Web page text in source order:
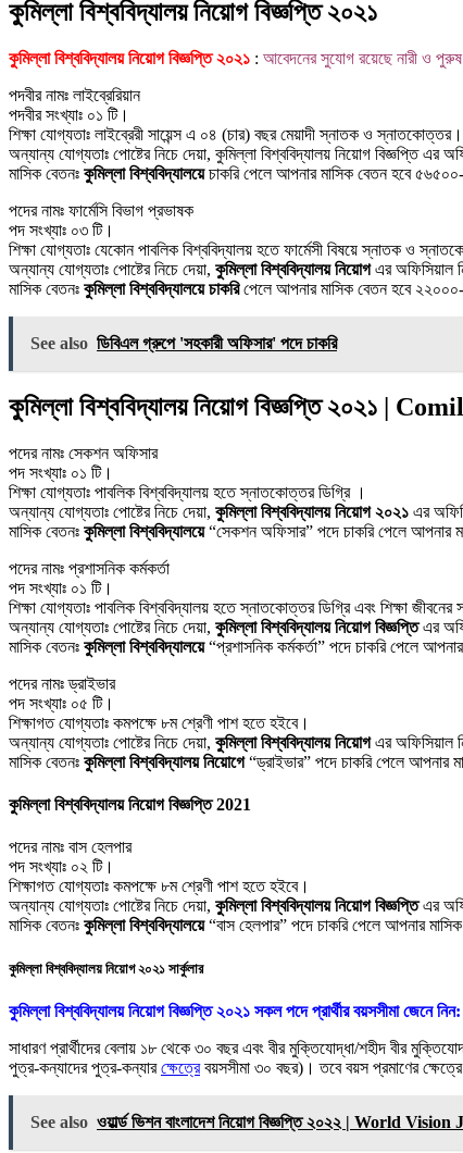
কুমিল্লা বিশ্ববিদ্যালয় নিয়োগ বিজ্ঞপ্তি ২০২১
কুমিল্লা বিশ্ববিদ্যালয় নিয়োগ বিজ্ঞপ্তি ২০২১ : আবেদনের সুযোগ রয়েছে নারী ও পুরুষ
পদবীর নামঃ লাইব্রেরিয়ান
পদবীর সংখ্যাঃ ০১ টি।
শিক্ষা যোগ্যতাঃ লাইব্রেরী সায়েন্স এ ০৪ (চার) বছর মেয়াদী স্নাতক ও স্নাতকোত্তর।
অন্যান্য যোগ্যতাঃ পোষ্টের নিচে দেয়া, কুমিল্লা বিশ্ববিদ্যালয় নিয়োগ বিজ্ঞপ্তি এর
মাসিক বেতনঃ কুমিল্লা বিশ্ববিদ্যালয়েচাকরি পেলে আপনার মাসিক বেতন হবে
পদের নামঃ ফার্মেসি বিভাগ প্রভাষক
পদ সংখ্যাঃ ০৩ টি।
শিক্ষা যোগ্যতাঃ যেকোন পাবলিক বিশ্ববিদ্যালয় হতে ফার্মেসী বিষয়ে স্নাতক ও
অন্যান্য যোগ্যতাঃ পোষ্টের নিচে দেয়া, কুমিল্লা বিশ্ববিদ্যালয় নিয়োগএর অফিসিয়াল
মাসিক বেতনঃ কুমিল্লা বিশ্ববিদ্যালয়ে চাকরিপেলে আপনার মাসিক বেতন হবে
See also ডিবিএল গ্রুপে 'সহকারী অফিসার' পদে চাকরি
কুমিল্লা বিশ্ববিদ্যালয় নিয়োগ বিজ্ঞপ্তি ২০২১
পদের নামঃ সেকশন অফিসার
পদ সংখ্যাঃ ০১ টি।
শিক্ষা যোগ্যতাঃ পাবলিক বিশ্ববিদ্যালয় হতে স্নাতকোত্তর ডিগ্রি ।
অন্যান্য যোগ্যতাঃ পোষ্টের নিচে দেয়া, কুমিল্লা বিশ্ববিদ্যালয় নিয়োগ ২০২১ এর
মাসিক বেতনঃ কুমিল্লা বিশ্ববিদ্যালয়ে“সেকশন অফিসার” পদে চাকরি পেলে আপনার
পদের নামঃ প্রশাসনিক কর্মকর্তা
পদ সংখ্যাঃ ০১ টি।
শিক্ষা যোগ্যতাঃ পাবলিক বিশ্ববিদ্যালয় হতে স্নাতকোত্তর ডিগ্রি এবং শিক্ষা
অন্যান্য যোগ্যতাঃ পোষ্টের নিচে দেয়া, কুমিল্লা বিশ্ববিদ্যালয় নিয়োগ বিজ্ঞপ্তিএর
মাসিক বেতনঃ কুমিল্লা বিশ্ববিদ্যালয়ে“প্রশাসনিক কর্মকর্তা” পদে চাকরি পেলে
পদের নামঃ ড্রাইভার
পদ সংখ্যাঃ ০৫ টি।
শিক্ষাগত যোগ্যতাঃ কমপক্ষে ৮ম শ্রেণী পাশ হতে হইবে।
অন্যান্য যোগ্যতাঃ পোষ্টের নিচে দেয়া, কুমিল্লা বিশ্ববিদ্যালয় নিয়োগএর অফিসিয়াল
মাসিক বেতনঃ কুমিল্লা বিশ্ববিদ্যালয় নিয়োগে“ড্রাইভার” পদে চাকরি পেলে আপনার
কুমিল্লা বিশ্ববিদ্যালয় নিয়োগ বিজ্ঞপ্তি 2021
পদের নামঃ বাস হেলপার
পদ সংখ্যাঃ ০২ টি।
শিক্ষাগত যোগ্যতাঃ কমপক্ষে ৮ম শ্রেণী পাশ হতে হইবে।
অন্যান্য যোগ্যতাঃ পোষ্টের নিচে দেয়া, কুমিল্লা বিশ্ববিদ্যালয় নিয়োগ বিজ্ঞপ্তিএর
মাসিক বেতনঃ কুমিল্লা বিশ্ববিদ্যালয়ে“বাস হেলপার” পদে চাকরি পেলে আপনার
কুমিল্লা বিশ্ববিদ্যালয় নিয়োগ ২০২১ সার্কুলার
কুমিল্লা বিশ্ববিদ্যালয় নিয়োগ বিজ্ঞপ্তি ২০২১ সকল পদে প্রার্থীর বয়সসীমা জেনে নিন:
সাধারণ প্রার্থীদের বেলায় ১৮ থেকে ৩০ বছর এবং বীর মুক্তিযােদ্ধা/শহীদ বীর
পুত্র-কন্যাদের পুত্র-কন্যারক্ষেত্রেবয়সসীমা ৩০ বছর)। তবে বয়স প্রমাণের
See also ওয়ার্ল্ড ভিশন বাংলাদেশ নিয়োগ বিজ্ঞপ্তি ২০২২ | World